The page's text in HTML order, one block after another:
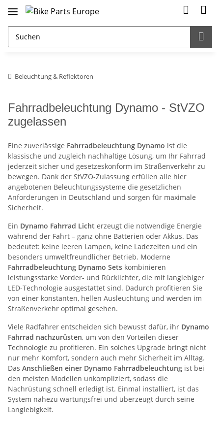
Beleuchtung & Reflektoren
Fahrradbeleuchtung Dynamo - StVZO
zugelassen
Eine zuverlässige Fahrradbeleuchtung Dynamo ist die
klassische und zugleich nachhaltige Lösung, um Ihr Fahrrad
jederzeit sicher und gesetzeskonform im Straßenverkehr zu
bewegen. Dank der StVZO-Zulassung erfüllen alle hier
angebotenen Beleuchtungssysteme die gesetzlichen
Anforderungen in Deutschland und sorgen für maximale
Sicherheit.
Ein Dynamo Fahrrad Licht erzeugt die notwendige Energie
während der Fahrt – ganz ohne Batterien oder Akkus. Das
bedeutet: keine leeren Lampen, keine Ladezeiten und ein
besonders umweltfreundlicher Betrieb. Moderne
Fahrradbeleuchtung Dynamo Sets kombinieren
leistungsstarke Vorder- und Rücklichter, die mit langlebiger
LED-Technologie ausgestattet sind. Dadurch profitieren Sie
von einer konstanten, hellen Ausleuchtung und werden im
Straßenverkehr optimal gesehen.
Viele Radfahrer entscheiden sich bewusst dafür, ihr Dynamo
Fahrrad nachzurüsten, um von den Vorteilen dieser
Technologie zu profitieren. Ein solches Upgrade bringt nicht
nur mehr Komfort, sondern auch mehr Sicherheit im Alltag.
Das Anschließen einer Dynamo Fahrradbeleuchtung ist bei
den meisten Modellen unkompliziert, sodass die
Nachrüstung schnell erledigt ist. Einmal installiert, ist das
System nahezu wartungsfrei und überzeugt durch seine
Langlebigkeit.